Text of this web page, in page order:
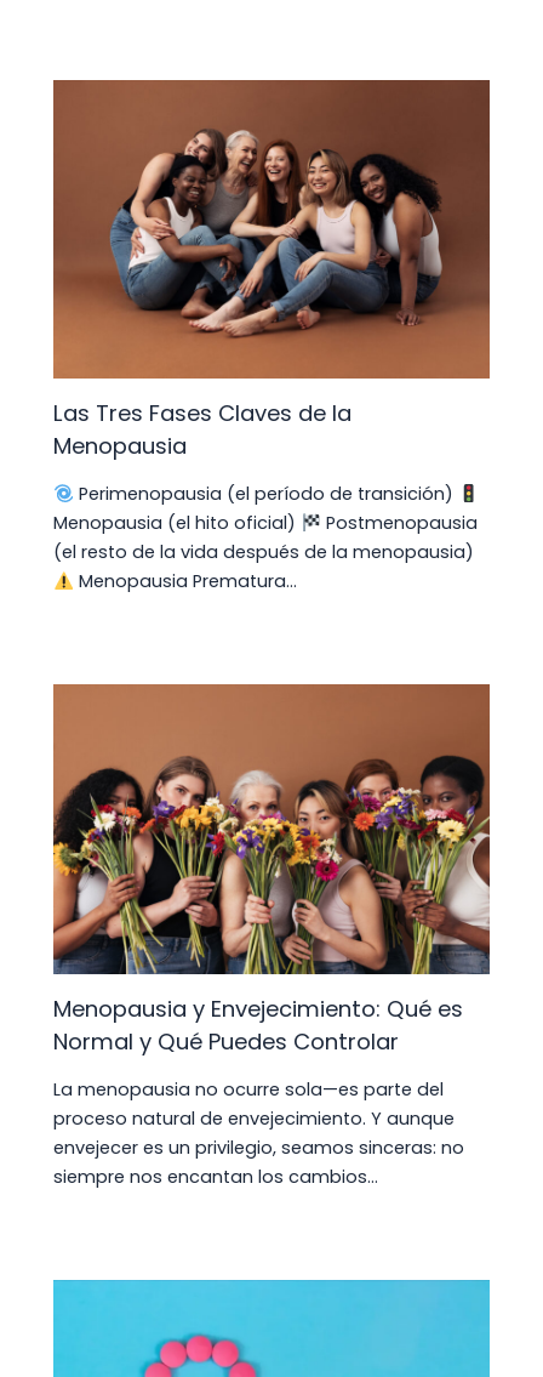
Las Tres Fases Claves de la
Menopausia
Perimenopausia (el período de transición)
Menopausia (el hito oficial)
Postmenopausia
(el resto de la vida después de la menopausia)
Menopausia Prematura…
Menopausia y Envejecimiento: Qué es
Normal y Qué Puedes Controlar
La menopausia no ocurre sola—es parte del
proceso natural de envejecimiento. Y aunque
envejecer es un privilegio, seamos sinceras: no
siempre nos encantan los cambios…